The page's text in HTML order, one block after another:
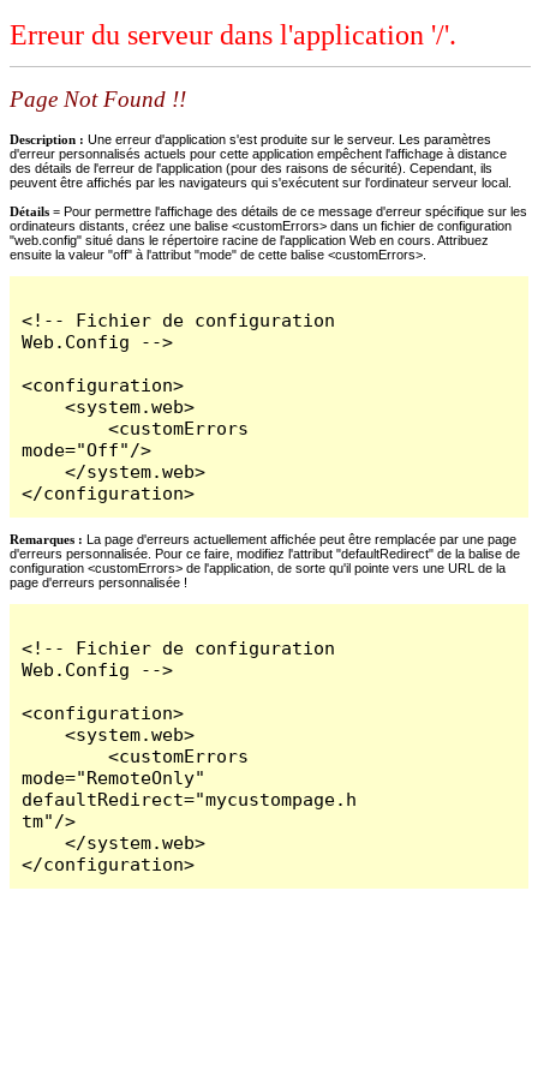
Erreur du serveur dans l'application '/'.
Page Not Found !!
Description : Une erreur d'application s'est produite sur le serveur. Les paramètres
d'erreur personnalisés actuels pour cette application empêchent l'affichage à distance
des détails de l'erreur de l'application (pour des raisons de sécurité). Cependant, ils
peuvent être affichés par les navigateurs qui s'exécutent sur l'ordinateur serveur local.
Détails = Pour permettre l'affichage des détails de ce message d'erreur spécifique sur les
ordinateurs distants, créez une balise <customErrors> dans un fichier de configuration
"web.config" situé dans le répertoire racine de l'application Web en cours. Attribuez
ensuite la valeur "off" à l'attribut "mode" de cette balise <customErrors>.
<!-- Fichier de configuration
Web.Config -->
<configuration>
    <system.web>
        <customErrors
mode="Off"/>
    </system.web>
</configuration>
Remarques : La page d'erreurs actuellement affichée peut être remplacée par une page
d'erreurs personnalisée. Pour ce faire, modifiez l'attribut "defaultRedirect" de la balise de
configuration <customErrors> de l'application, de sorte qu'il pointe vers une URL de la
page d'erreurs personnalisée !
<!-- Fichier de configuration
Web.Config -->
<configuration>
    <system.web>
        <customErrors
mode="RemoteOnly"
defaultRedirect="mycustompage.h
tm"/>
    </system.web>
</configuration>